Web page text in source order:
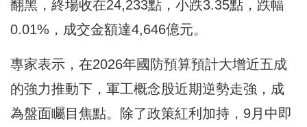
翻黑，終場收在24,233點，小跌3.35點，跌幅
0.01%，成交金額達4,646億元。
專家表示，在2026年國防預算預計大增近五成
的強力推動下，軍工概念股近期逆勢走強，成
為盤面矚目焦點。除了政策紅利加持，9月中即